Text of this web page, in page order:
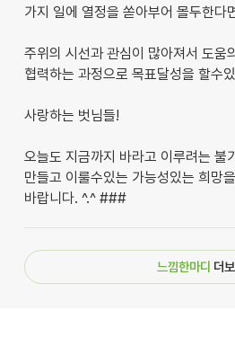
가지 일에 열정을 쏟아부어 몰두한다
주위의 시선과 관심이 많아져서 도움
협력하는 과정으로 목표달성을 할수
사랑하는 벗님들!
오늘도 지금까지 바라고 이루려는 불
만들고 이룰수있는 가능성있는 희망
바랍니다. ^.^ ###
느낌한마디 더